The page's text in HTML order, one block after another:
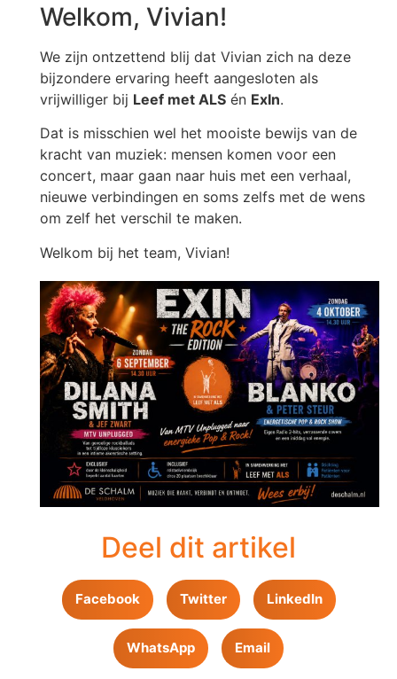
Welkom, Vivian!
We zijn ontzettend blij dat Vivian zich na deze
bijzondere ervaring heeft aangesloten als
vrijwilliger bij Leef met ALS én ExIn.
Dat is misschien wel het mooiste bewijs van de
kracht van muziek: mensen komen voor een
concert, maar gaan naar huis met een verhaal,
nieuwe verbindingen en soms zelfs met de wens
om zelf het verschil te maken.
Welkom bij het team, Vivian!
Deel dit artikel
Facebook Twitter LinkedIn
WhatsApp Email